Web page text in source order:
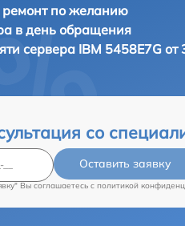
ремонт по желанию
в день обращения
сервера IBM 5458E7G от
со
Оставить заявку
Вы соглашаетесь c политикой